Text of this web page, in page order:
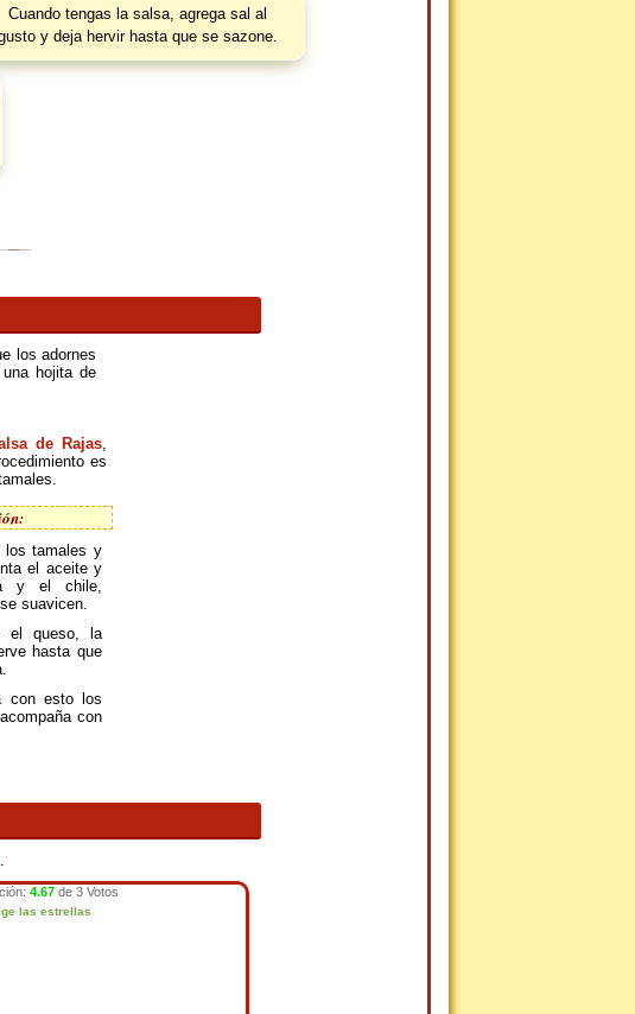
Cuando tengas la salsa, agrega sal al
y deja hervir hasta que se sazone.
los adornes
hojita de
de Rajas,
es
los tamales y
el aceite y
y el chile,
suavicen.
el queso, la
hasta que
con esto los
con